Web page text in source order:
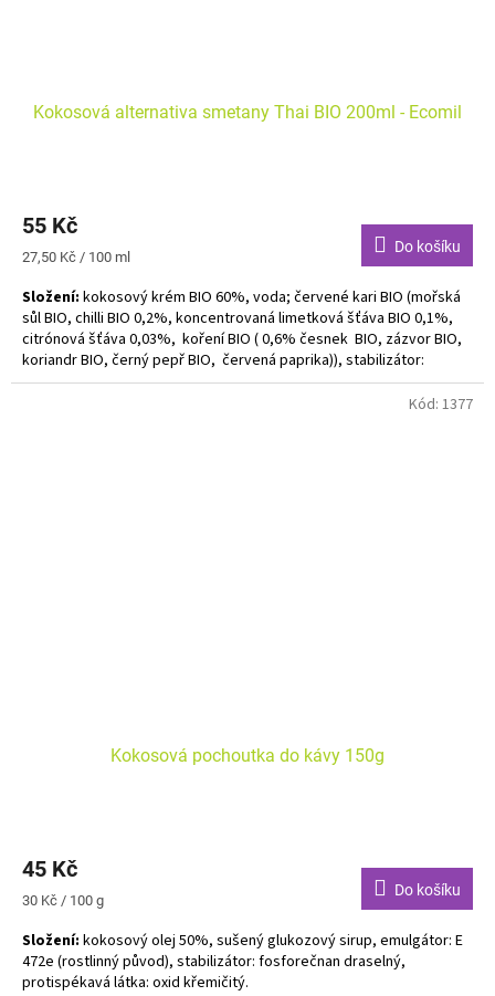
Kokosová alternativa smetany Thai BIO 200ml - Ecomil
55 Kč
Měrná
27,50 Kč / 100 ml
Do košíku
Složení: kokosový krém BIO 60%, voda; červené kari BIO (mořská
sůl BIO, chilli BIO 0,2%, koncentrovaná limetková šťáva BIO 0,1%,
citrónová šťáva 0,03%, koření BIO ( 0,6% česnek BIO, zázvor BIO,
koriandr BIO, černý pepř BIO, červená paprika)), stabilizátor:
xanthan, guarová guma BIO, přírodní kokosové aroma BIO.
Kokosová pochoutka do kávy 150g
45 Kč
Měrná
30 Kč / 100 g
Do košíku
Složení: kokosový olej 50%, sušený glukozový sirup, emulgátor: E
472e (rostlinný původ), stabilizátor: fosforečnan draselný,
protispékavá látka: oxid křemičitý.
Kód: 1377